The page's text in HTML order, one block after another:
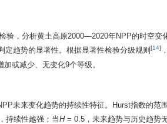
验，分析黄土高原2000—2020年NPP的时空变
趋势的显著性。根据显著性检验分级规则 [14]
或减少、无变化9个等级。
未来变化趋势的持续性特征。Hurst指数的范
持续性越强；当H= 0.5，未来趋势与历史趋势